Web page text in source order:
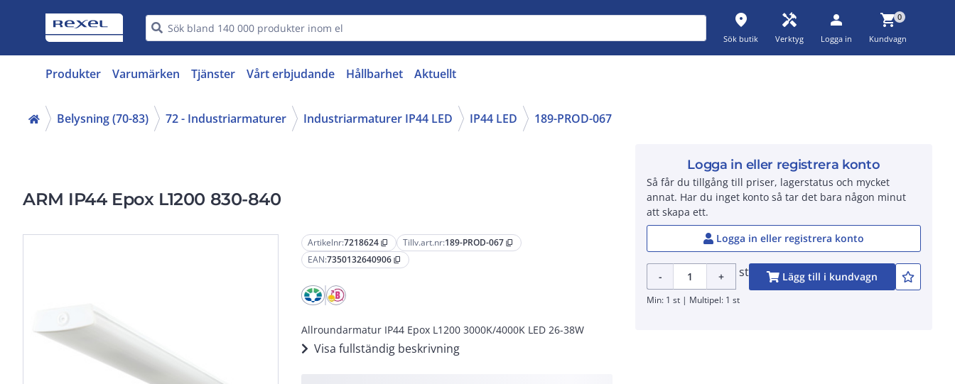
place
Sök butik
handyman
Verktyg
person
Logga in
shopping_cart0
Kundvagn
Produkter Varumärken Tjänster Vårt erbjudande Hållbarhet Aktuellt
Belysning (70-83) 72 - Industriarmaturer Industriarmaturer IP44 LED IP44 LED 189-PROD-067
ARM IP44 Epox L1200 830-840
Artikelnr:7218624 content_copy Tillv.art.nr:189-PROD-067 content_copy
EAN:7350132640906 content_copy
Allroundarmatur IP44 Epox L1200 3000K/4000K LED 26-38W
Visa fullständig beskrivning
Logga in eller registrera konto
Så får du tillgång till priser, lagerstatus och mycket
annat. Har du inget konto så tar det bara någon minut
att skapa ett.
Logga in eller registrera konto
- + st Lägg till i kundvagn
Min: 1 st | Multipel: 1 st